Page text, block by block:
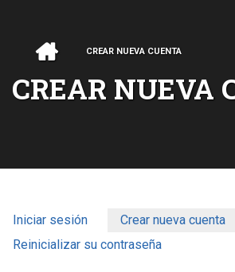
RUTA
DE
CREAR NUEVA CUENTA
CREAR NUEVA
SOLAPAS
Iniciar sesión
Crear nueva cuenta
Reinicializar su contraseña